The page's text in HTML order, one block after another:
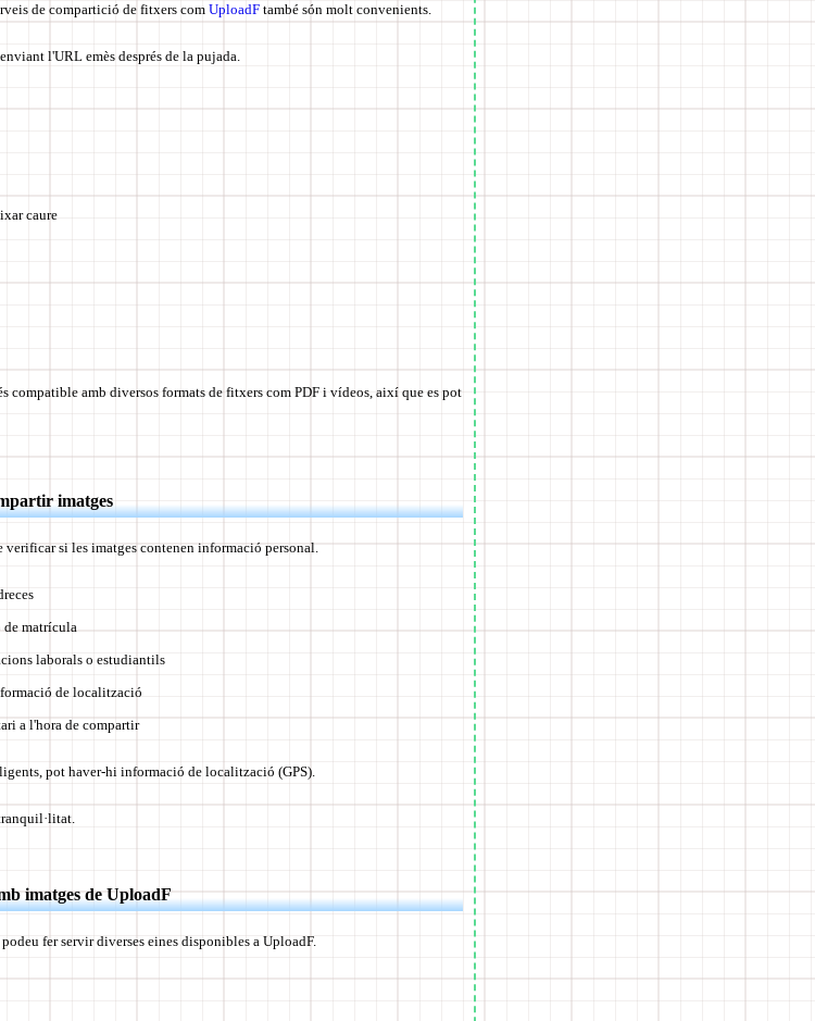
de compartició de fitxers com UploadF també són molt convenients.
l'URL emès després de la pujada.
caure
compatible amb diversos formats de fitxers com PDF i vídeos, així que es pot
imatges
si les imatges contenen informació personal.
matrícula
laborals o estudiantils
de localització
a l'hora de compartir
pot haver-hi informació de localització (GPS).
imatges de UploadF
fer servir diverses eines disponibles a UploadF.